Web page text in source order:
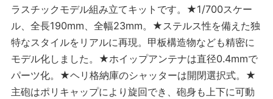
ラスチックモデル組み立てキットです。★1/700スケー
ル、全長190mm、全幅23mm。★ステルス性を備えた独
特なスタイルをリアルに再現。甲板構造物なども精密に
モデル化しました。★ホイップアンテナは直径0.4mmで
パーツ化。★ヘリ格納庫のシャッターは開閉選択式。★
主砲はポリキャップにより旋回でき、砲身も上下に可動